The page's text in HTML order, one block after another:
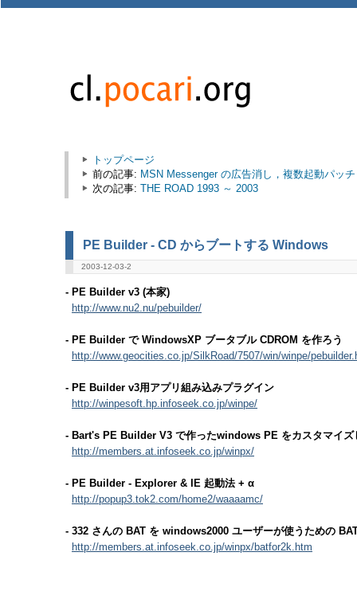
トップページ
前の記事: MSN Messenger の広告消し，複数起動パッチ
次の記事: THE ROAD 1993 ～ 2003
PE Builder - CD からブートする Windows
2003-12-03-2
- PE Builder v3 (本家)
http://www.nu2.nu/pebuilder/
- PE Builder で WindowsXP ブータブル CDROM を作ろう
http://www.geocities.co.jp/SilkRoad/7507/win/winpe/
- PE Builder v3用アプリ組み込みプラグイン
http://winpesoft.hp.infoseek.co.jp/winpe/
- Bart's PE Builder V3 で作ったwindows PE をカスタマイズ
http://members.at.infoseek.co.jp/winpx/
- PE Builder - Explorer & IE 起動法 + α
http://popup3.tok2.com/home2/waaaamc/
- 332 さんの BAT を windows2000 ユーザーが使うための
http://members.at.infoseek.co.jp/winpx/batfor2k.htm